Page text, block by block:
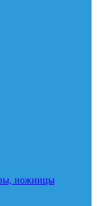
ножницы